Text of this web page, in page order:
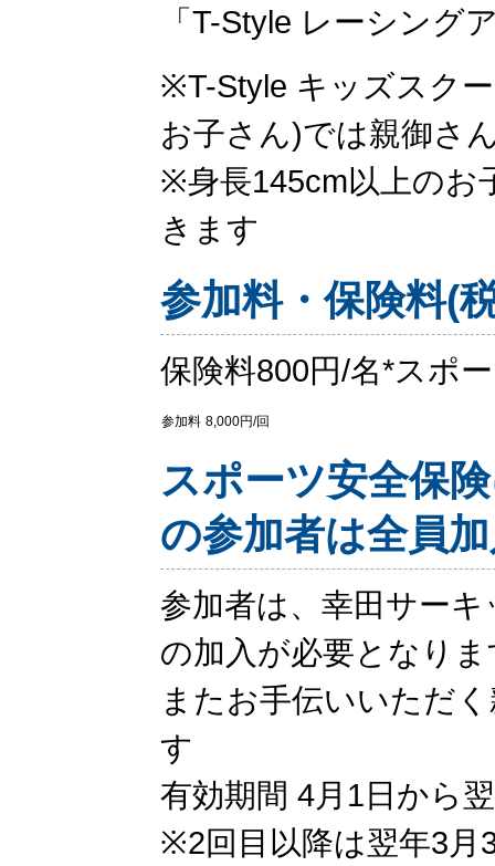
「T-Style レーシング
※T-Style キッズスク
お子さん)では親御さ
※身長145cm以上のお
きます
参加料・保険料(
保険料800円/名*スポ
参加料 8,000円/回
スポーツ安全保
の参加者は全員
参加者は、幸田サー
の加入が必要となりま
またお手伝いいただ
す
有効期間 4月1日から
※2回目以降は翌年3月